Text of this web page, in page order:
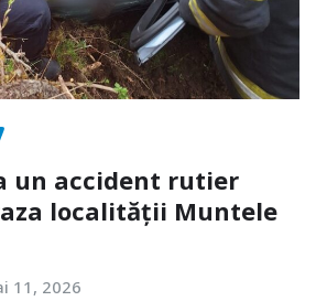
un accident rutier
localității Muntele
11, 2026